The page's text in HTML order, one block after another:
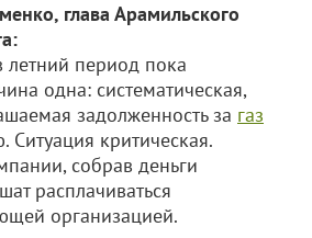
глава Арамильского
летний период пока
одна: систематическая,
задолженность за газ
Ситуация критическая.
собрав деньги
расплачиваться
организацией.